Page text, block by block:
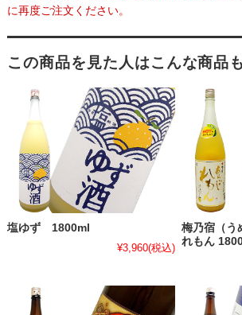
に再度ご注文ください。
この商品を見た人はこんな商品
塩ゆず 1800ml
¥3,960(税込)
梅乃宿（
れもん